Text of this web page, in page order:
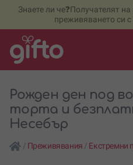
Знаете ли че❓Получателят
преживяването си
Рожден ден под
торта и
Несебър
/ Преживявания / Екстремни